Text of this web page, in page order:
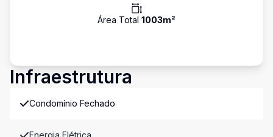
Área Total 1003m²
Infraestrutura
Condomínio Fechado
Energia Elétrica